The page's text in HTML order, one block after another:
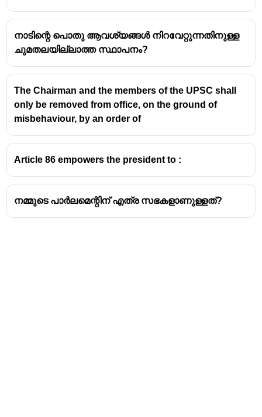
നാടിന്റെ പൊതു ആവശ്യങ്ങൾ നിറവേറ്റുന്നതിനുള്ള
ചുമതലയില്ലാത്ത സ്ഥാപനം?
The Chairman and the members of the UPSC shall
only be removed from office, on the ground of
misbehaviour, by an order of
Article 86 empowers the president to :
നമ്മുടെ പാർലമെന്റിന് എത്ര സഭകളാണുള്ളത്?